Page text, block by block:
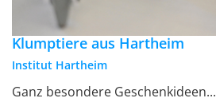
Klumptiere aus Hartheim
Institut Hartheim
Ganz besondere Geschenkideen...